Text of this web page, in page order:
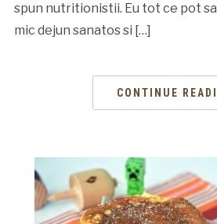
spun nutritionistii. Eu tot ce pot
mic dejun sanatos si […]
CONTINUE